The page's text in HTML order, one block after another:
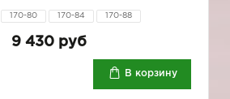
170-80 170-84 170-88
9 430 руб
В корзину